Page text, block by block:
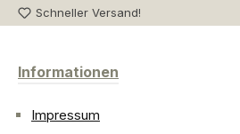
Schneller Versand!
Informationen
Impressum